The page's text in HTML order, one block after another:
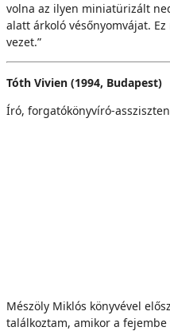
volna az ilyen miniatürizált
alatt árkoló vésőnyomvájat.
vezet.”
Tóth Vivien (1994, Budapest)
Író, forgatókönyvíró-
Mészöly Miklós könyvével
találkoztam, amikor a